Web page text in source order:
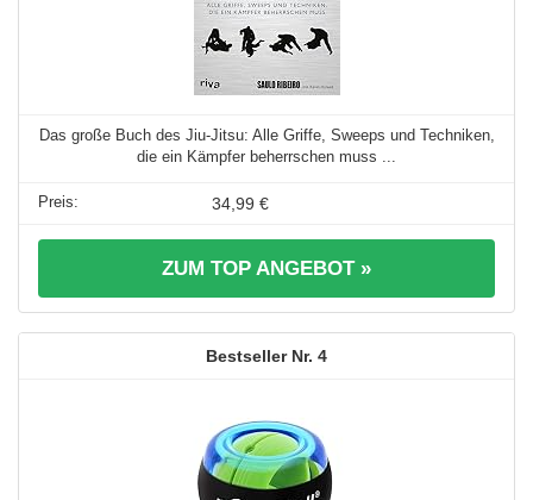
Das große Buch des Jiu-Jitsu: Alle Griffe, Sweeps und Techniken,
die ein Kämpfer beherrschen muss ...
34,99 €
ZUM TOP ANGEBOT »
4